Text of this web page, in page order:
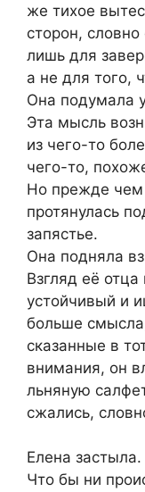
же тихое
сторон,
лишь для
а не для того,
Она подумала
Эта мысль
из чего-то
чего-то,
Но прежде чем
протянулась
запястье.
Она подняла
Взгляд её
устойчивый и
больше
сказанные в
внимания, он
льняную
сжались,
Елена застыла.
Что бы ни